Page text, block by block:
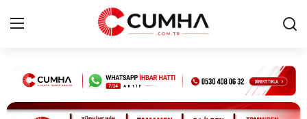
Kurumsal